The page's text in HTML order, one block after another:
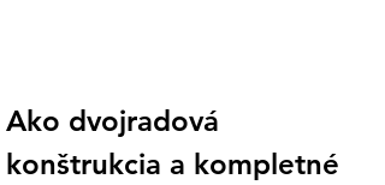
Rozvádzač je dodávaný vrátane PE a N
Ako dvojradová
konštrukcia a kompletné